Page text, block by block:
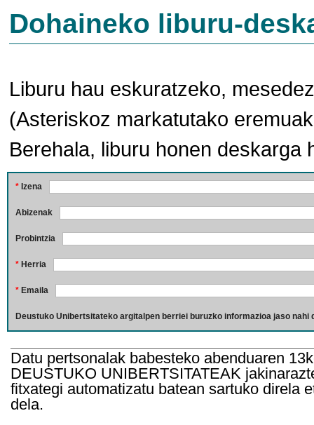
Dohaineko liburu-
Liburu hau eskuratzeko,
(Asteriskoz markatutako
Berehala, liburu honen deskarga
* Izena
Abizenak
Probintzia
* Herria
* Emaila
Deustuko Unibertsitateko argitalpen berriei buruzko informazioa jaso nahi
Datu pertsonalak babesteko abenduaren
DEUSTUKO UNIBERTSITATEAK
fitxategi automatizatu batean sartuko direla
dela.